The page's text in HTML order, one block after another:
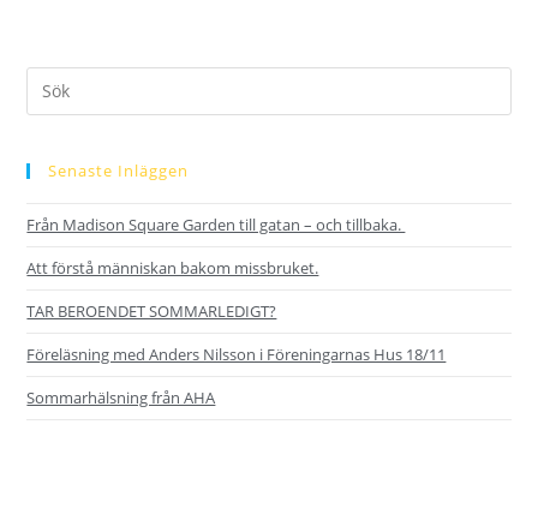
Senaste Inläggen
Från Madison Square Garden till gatan – och tillbaka.
Att förstå människan bakom missbruket.
TAR BEROENDET SOMMARLEDIGT?
Föreläsning med Anders Nilsson i Föreningarnas Hus 18/11
Sommarhälsning från AHA